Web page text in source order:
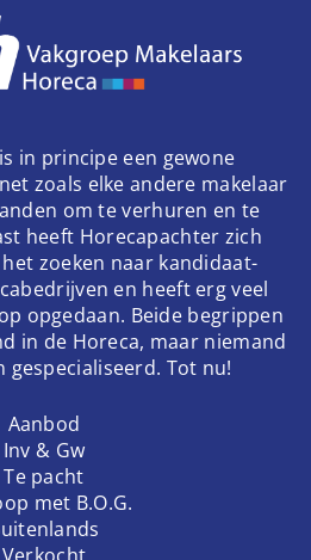
in principe een gewone
zoals elke andere makelaar
om te verhuren en te
heeft Horecapachter zich
zoeken naar kandidaat-
en heeft erg veel
opgedaan. Beide begrippen
in de Horeca, maar niemand
gespecialiseerd. Tot nu!
Aanbod
Inv & Gw
Te pacht
met B.O.G.